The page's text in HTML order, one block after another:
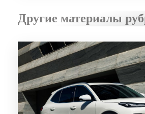
Другие материалы